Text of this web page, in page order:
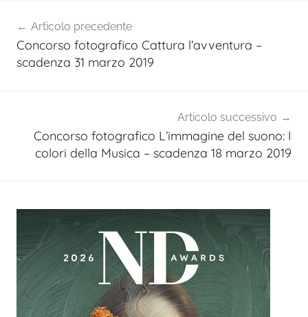
articoli
Articolo precedente
Concorso fotografico Cattura l’avventura –
scadenza 31 marzo 2019
Articolo successivo
Concorso fotografico L’immagine del suono: I
colori della Musica – scadenza 18 marzo 2019